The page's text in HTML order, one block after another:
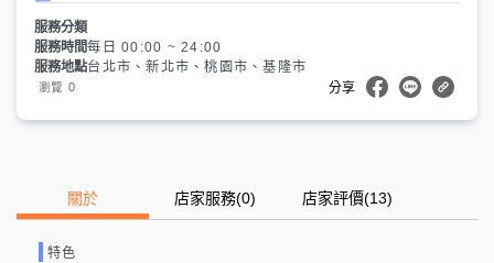
服務分類
服務時間每日 00:00 ~ 24:00
服務地點台北市、新北市、桃園市、基隆市
瀏覽 0 分享
關於 店家服務(0) 店家評價(13)
特色